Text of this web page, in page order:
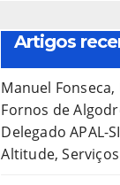
Artigos
Manuel
Fornos de
Delegado APAL-
Altitude,